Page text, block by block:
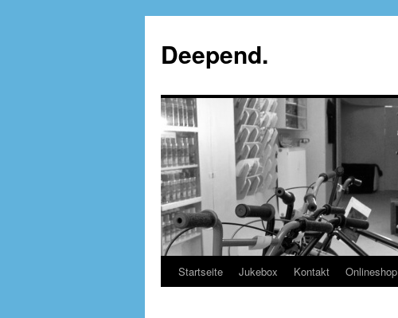
Deepend.
Startseite Jukebox Kontakt Onlineshop